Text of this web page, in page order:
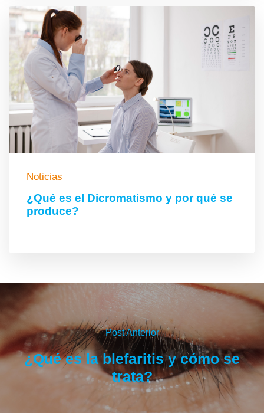
Noticias
¿Qué es el Dicromatismo y por qué se
produce?
Post Anterior
¿Qué es la blefaritis y cómo se
trata?